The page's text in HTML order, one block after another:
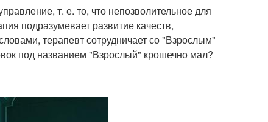
т. е. то, что непозволительное для
подразумевает развитие качеств,
терапевт сотрудничает со "Взрослым"
под названием "Взрослый" крошечно мал?